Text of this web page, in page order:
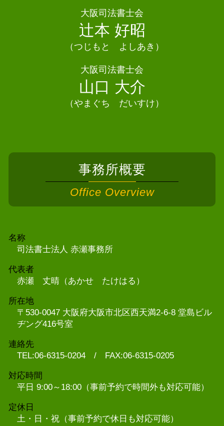
遺産分割協議 公正証書
債務整理 司法書士田尻町
債務整理 司法書士 柏原市
債務整理 司法書士 河南町
相続 司法書士 摂津市
債務整理 司法書士 豊能町
大阪司法書士会
辻本 好昭
（つじもと よしあき）
大阪司法書士会
山口 大介
（やまぐち だいすけ）
事務所概要
Office Overview
名称
司法書士法人 赤瀬事務所
代表者
赤瀬 丈晴（あかせ たけはる）
所在地
〒530-0047 大阪府大阪市北区西天満2-6-8 堂島ビル
ヂング416号室
連絡先
TEL:06-6315-0204 / FAX:06-6315-0205
対応時間
平日 9:00～18:00（事前予約で時間外も対応可能）
定休日
土・日・祝（事前予約で休日も対応可能）